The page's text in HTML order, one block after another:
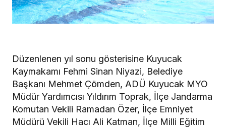
Düzenlenen yıl sonu gösterisine Kuyucak
Kaymakamı Fehmi Sinan Niyazi, Belediye
Başkanı Mehmet Çömden, ADÜ Kuyucak MYO
Müdür Yardımcısı Yıldırım Toprak, İlçe Jandarma
Komutan Vekili Ramadan Özer, İlçe Emniyet
Müdürü Vekili Hacı Ali Katman, İlçe Milli Eğitim